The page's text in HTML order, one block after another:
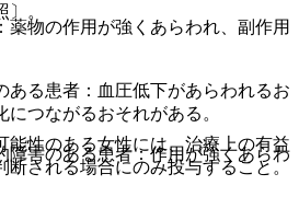
。
能性のある女性には、治療上の有益
断される場合にのみ投与すること。
物の作用が強くあらわれ、副作用
る患者：血圧低下があらわれるお
つながるおそれがある。
害のある患者：作用が強くあらわ